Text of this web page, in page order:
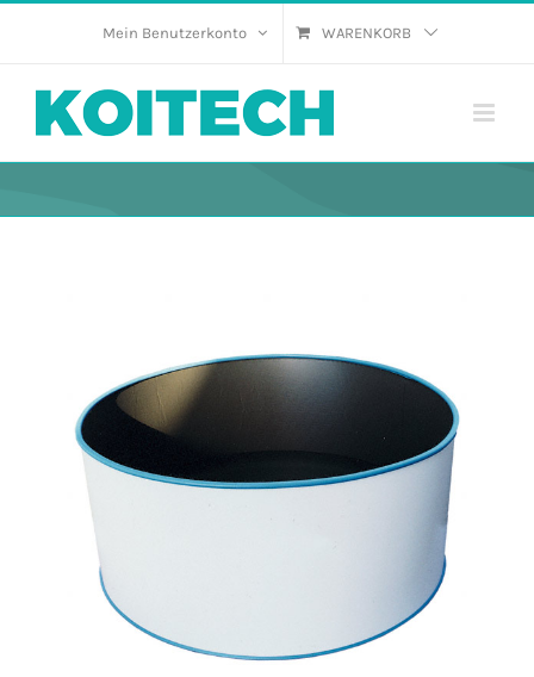
Mein Benutzerkonto WARENKORB